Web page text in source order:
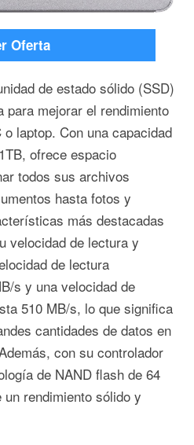
Oferta
de estado sólido (SSD)
para mejorar el rendimiento
laptop. Con una capacidad
ofrece espacio
todos sus archivos
hasta fotos y
más destacadas
velocidad de lectura y
de lectura
s y una velocidad de
510 MB/s, lo que significa
cantidades de datos en
con su controlador
de NAND flash de 64
rendimiento sólido y